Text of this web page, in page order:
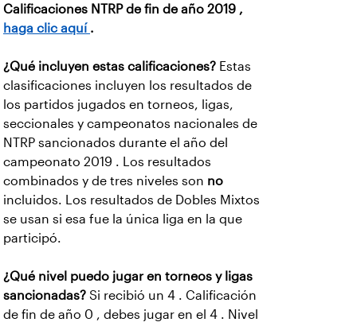
Calificaciones NTRP de fin de año 2019 ,
haga clic aquí .
¿Qué incluyen estas calificaciones? Estas
clasificaciones incluyen los resultados de
los partidos jugados en torneos, ligas,
seccionales y campeonatos nacionales de
NTRP sancionados durante el año del
campeonato 2019 . Los resultados
combinados y de tres niveles son no
incluidos. Los resultados de Dobles Mixtos
se usan si esa fue la única liga en la que
participó.
¿Qué nivel puedo jugar en torneos y ligas
sancionadas? Si recibió un 4 . Calificación
de fin de año 0 , debes jugar en el 4 . Nivel